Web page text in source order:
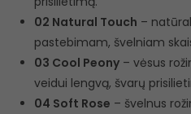
02 Natural Touch –
pastebimam, švelniam
03 Cool Peony– vėsus
veidui lengvą, švarų
04 Soft Rose – švelnus